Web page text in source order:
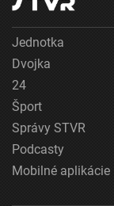
Jednotka
Dvojka
24
Šport
Správy STVR
Podcasty
Mobilné aplikácie